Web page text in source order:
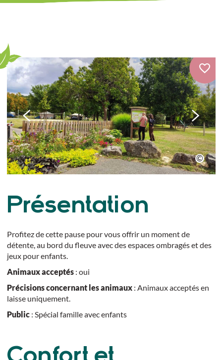
Présentation
Profitez de cette pause pour vous offrir un moment de
détente, au bord du fleuve avec des espaces ombragés et des
jeux pour enfants.
Animaux acceptés: oui
Précisions concernant les animaux: Animaux acceptés en
laisse uniquement.
Public: Spécial famille avec enfants